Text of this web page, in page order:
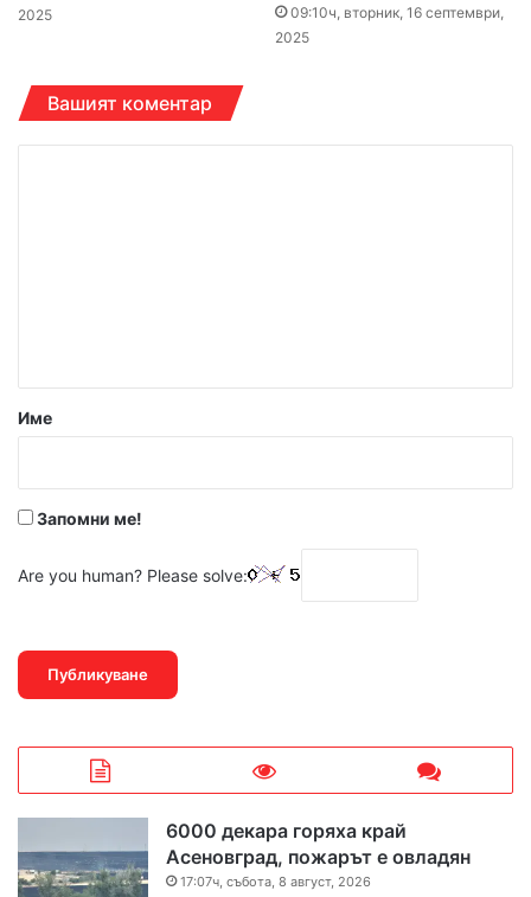
2025
09:10ч, вторник, 16 септември,
2025
Вашият коментар
р
Име
Запомни ме!
Are you human? Please solve:
6000 декара горяха край
Асеновград, пожарът е овладян
17:07ч, събота, 8 август, 2026